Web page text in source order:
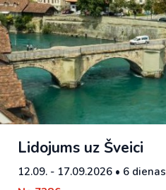
Lidojums uz Šveici
12.09. - 17.09.2026 • 6 dienas